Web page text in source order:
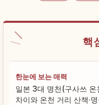
핵
한눈에 보는 매력
일본 3대 명천(구사쓰 온
차이와 온천 거리 산책·